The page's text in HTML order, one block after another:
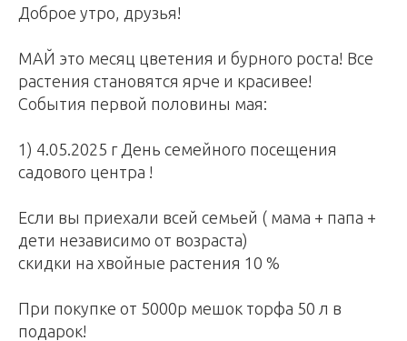
Доброе утро, друзья!
МАЙ это месяц цветения и бурного роста! Все
растения становятся ярче и красивее!
События первой половины мая:
1) 4.05.2025 г День семейного посещения
садового центра !
Если вы приехали всей семьей ( мама + папа +
дети независимо от возраста)
скидки на хвойные растения 10 %
При покупке от 5000р мешок торфа 50 л в
подарок!